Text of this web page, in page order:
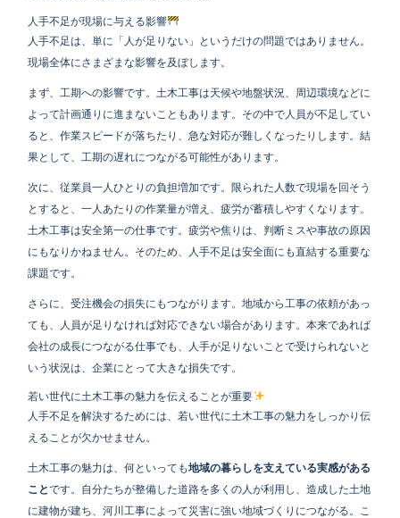
人手不足が現場に与える影響
人手不足は、単に「人が足りない」というだけの問題ではありません。
現場全体にさまざまな影響を及ぼします。
まず、工期への影響です。土木工事は天候や地盤状況、周辺環境などに
よって計画通りに進まないこともあります。その中で人員が不足してい
ると、作業スピードが落ちたり、急な対応が難しくなったりします。結
果として、工期の遅れにつながる可能性があります。
次に、従業員一人ひとりの負担増加です。限られた人数で現場を回そう
とすると、一人あたりの作業量が増え、疲労が蓄積しやすくなります。
土木工事は安全第一の仕事です。疲労や焦りは、判断ミスや事故の原因
にもなりかねません。そのため、人手不足は安全面にも直結する重要な
課題です。
さらに、受注機会の損失にもつながります。地域から工事の依頼があっ
ても、人員が足りなければ対応できない場合があります。本来であれば
会社の成長につながる仕事でも、人手が足りないことで受けられないと
いう状況は、企業にとって大きな損失です。
若い世代に土木工事の魅力を伝えることが重要
人手不足を解決するためには、若い世代に土木工事の魅力をしっかり伝
えることが欠かせません。
土木工事の魅力は、何といっても地域の暮らしを支えている実感がある
ことです。自分たちが整備した道路を多くの人が利用し、造成した土地
に建物が建ち、河川工事によって災害に強い地域づくりにつながる。こ